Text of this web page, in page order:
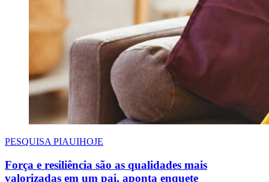
PESQUISA PIAUIHOJE
Força e resiliência são as qualidades mais
valorizadas em um pai, aponta enquete